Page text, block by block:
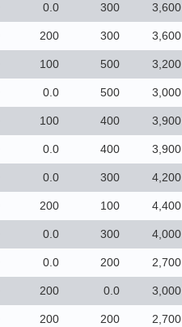
0.0 300 3,600
200 300 3,600
100 500 3,200
0.0 500 3,000
100 400 3,900
0.0 400 3,900
0.0 300 4,200
200 100 4,400
0.0 300 4,000
0.0 200 2,700
200 0.0 3,000
200 200 2,700